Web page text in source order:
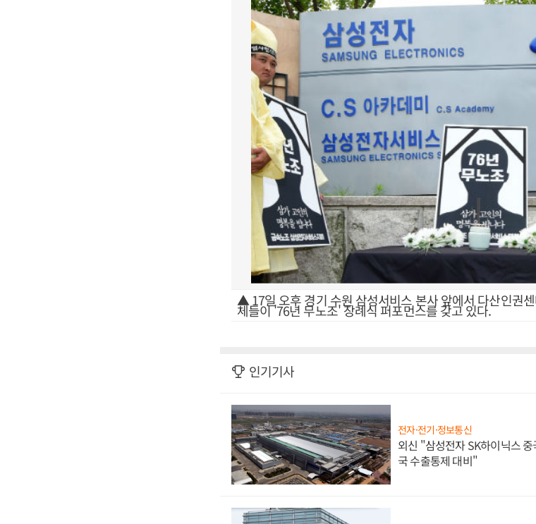
▲ 17일 오후 경기 수원 삼성서비스 본사 앞에서 다산인권
체들이 '76년 무노조' 장례식 퍼포먼스를 갖고 있다.
인기기사
전자·전기·정보통신
외신 "삼성전자 SK하이닉스
국 수출통제 대비"